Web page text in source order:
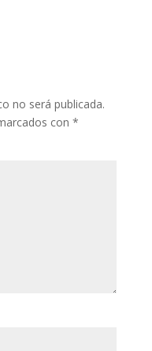
no será publicada.
con *